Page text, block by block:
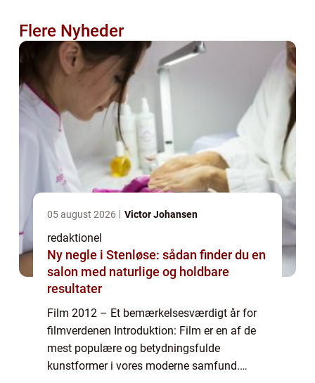
Flere Nyheder
05 august 2026 Victor Johansen
redaktionel
Ny negle i Stenløse: sådan finder du en
salon med naturlige og holdbare
resultater
Film 2012 – Et bemærkelsesværdigt år for
filmverdenen Introduktion: Film er en af de
mest populære og betydningsfulde
kunstformer i vores moderne samfund.